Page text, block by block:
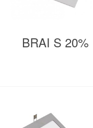
BRAI S 20%